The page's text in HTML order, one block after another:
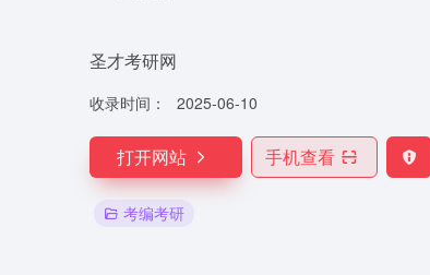
圣才考研网
收录时间： 2025-06-10
打开网站 手机查看
考编考研